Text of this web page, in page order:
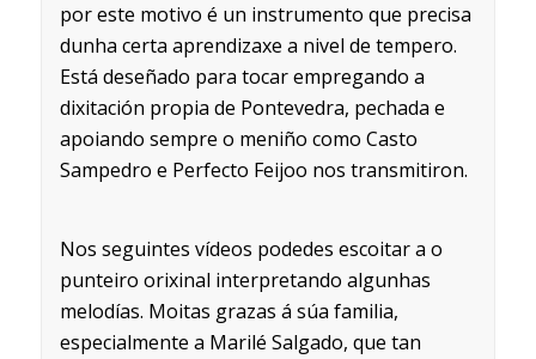
por este motivo é un instrumento que precisa
dunha certa aprendizaxe a nivel de tempero.
Está deseñado para tocar empregando a
dixitación propia de Pontevedra, pechada e
apoiando sempre o meniño como Casto
Sampedro e Perfecto Feijoo nos transmitiron.
Nos seguintes vídeos podedes escoitar a o
punteiro orixinal interpretando algunhas
melodías. Moitas grazas á súa familia,
especialmente a Marilé Salgado, que tan